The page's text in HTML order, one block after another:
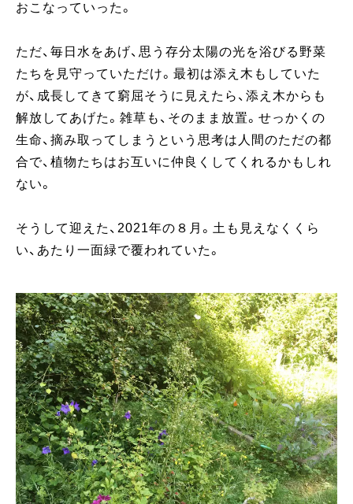
おこなっていった。
ただ、毎日水をあげ、思う存分太陽の光を浴びる野菜
たちを見守っていただけ。最初は添え木もしていた
が、成長してきて窮屈そうに見えたら、添え木からも
解放してあげた。雑草も、そのまま放置。せっかくの
生命、摘み取ってしまうという思考は人間のただの都
合で、植物たちはお互いに仲良くしてくれるかもしれ
ない。
そうして迎えた、2021年の８月。土も見えなくくら
い、あたり一面緑で覆われていた。